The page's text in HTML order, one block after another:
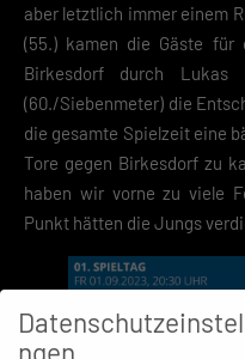
aber letztlich immer einem
(55.) kamen die Gäste für
Birkesdorf durch
(60./Siebenmeter) die
die gesamte Spielzeit eine
Tore gegen Birkesdorf zu
haben wir vorne zu viele
Punkt hätten die Jungs